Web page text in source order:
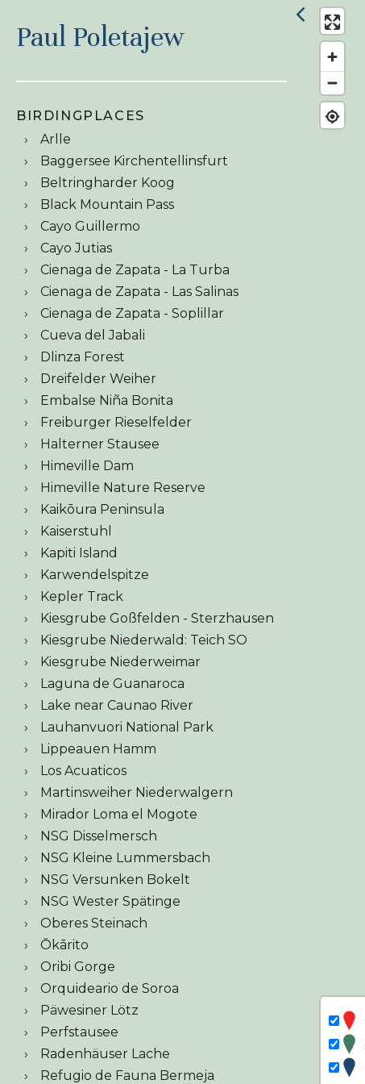
Paul Poletajew
BIRDINGPLACES
Arlle
Baggersee Kirchentellinsfurt
Beltringharder Koog
Black Mountain Pass
Cayo Guillermo
Cayo Jutias
Cienaga de Zapata - La Turba
Cienaga de Zapata - Las Salinas
Cienaga de Zapata - Soplillar
Cueva del Jabali
Dlinza Forest
Dreifelder Weiher
Embalse Niña Bonita
Freiburger Rieselfelder
Halterner Stausee
Himeville Dam
Himeville Nature Reserve
Kaikōura Peninsula
Kaiserstuhl
Kapiti Island
Karwendelspitze
Kepler Track
Kiesgrube Goßfelden - Sterzhausen
Kiesgrube Niederwald: Teich SO
Kiesgrube Niederweimar
Laguna de Guanaroca
Lake near Caunao River
Lauhanvuori National Park
Lippeauen Hamm
Los Acuaticos
Martinsweiher Niederwalgern
Mirador Loma el Mogote
NSG Disselmersch
NSG Kleine Lummersbach
NSG Versunken Bokelt
NSG Wester Spätinge
Oberes Steinach
Ōkārito
Oribi Gorge
Orquideario de Soroa
Päwesiner Lötz
Perfstausee
Radenhäuser Lache
Refugio de Fauna Bermeja